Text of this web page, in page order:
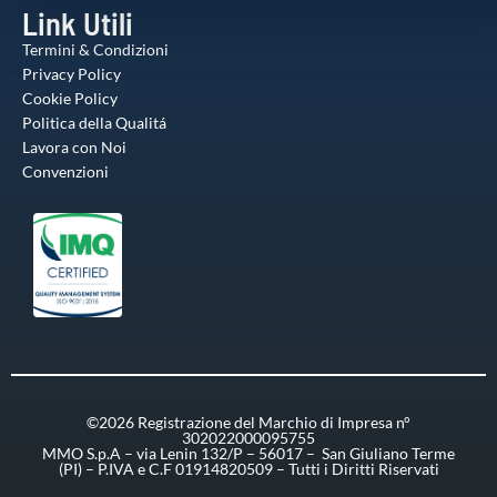
Link Utili
Termini & Condizioni
Privacy Policy
Cookie Policy
Politica della Qualitá
Lavora con Noi
Convenzioni
©2026 Registrazione del Marchio di Impresa n°
302022000095755
MMO S.p.A – via Lenin 132/P – 56017 – San Giuliano Terme
(PI) – P.IVA e C.F 01914820509 – Tutti i Diritti Riservati